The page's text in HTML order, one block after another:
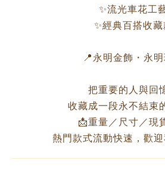
✨流光車花工
✨經典百搭收藏
📍永明金飾・永
把重要的人與回
收藏成一段永不結束
📩重量／尺寸／現
熱門款式流動快速，歡迎